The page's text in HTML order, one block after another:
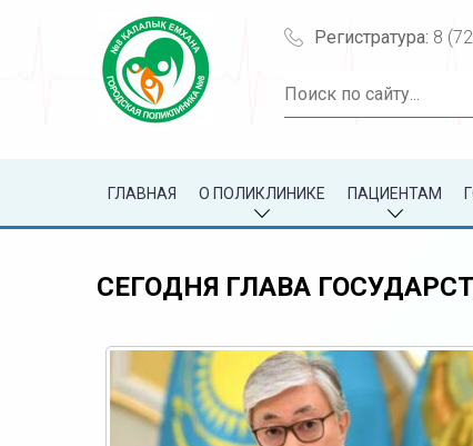
Регистратура: 8
ГЛАВНАЯ О ПОЛИКЛИНИКЕ ПАЦИЕНТАМ
СЕГОДНЯ ГЛАВА